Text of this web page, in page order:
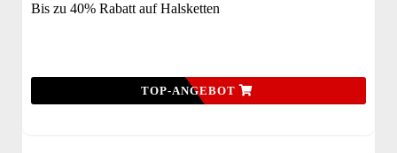
Bis zu 40% Rabatt auf Halsketten
TOP-ANGEBOT